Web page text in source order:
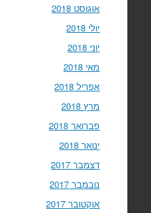
אוגוסט 2018
יולי 2018
יוני 2018
מאי 2018
אפריל 2018
מרץ 2018
פברואר 2018
ינואר 2018
דצמבר 2017
נובמבר 2017
אוקטובר 2017